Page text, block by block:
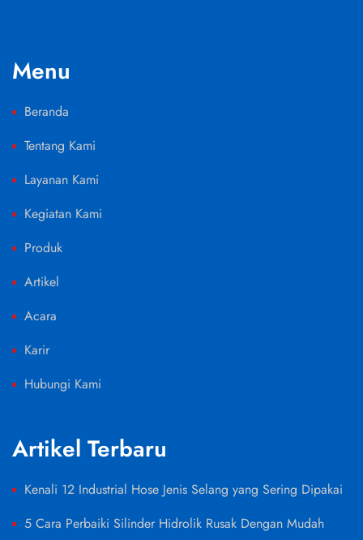
Menu
Beranda
Tentang Kami
Layanan Kami
Kegiatan Kami
Produk
Artikel
Acara
Karir
Hubungi Kami
Artikel Terbaru
Kenali 12 Industrial Hose Jenis Selang yang Sering Dipakai
5 Cara Perbaiki Silinder Hidrolik Rusak Dengan Mudah